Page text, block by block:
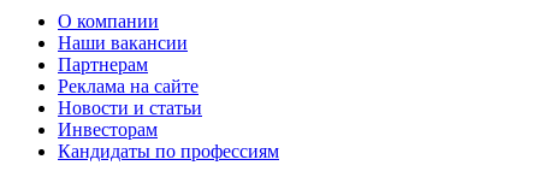
О компании
Наши вакансии
Партнерам
Реклама на сайте
Новости и статьи
Инвесторам
Кандидаты по профессиям